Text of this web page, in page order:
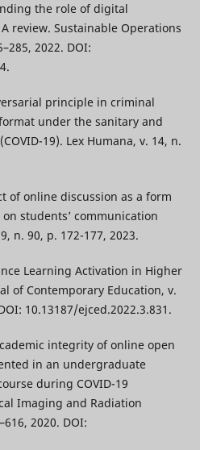
the role of digital
review. Sustainable Operations
2022. DOI:
principle in criminal
under the sanitary and
19). Lex Humana, v. 14, n.
of online discussion as a form
students’ communication
n. 90, p. 172-177, 2023.
Learning Activation in Higher
of Contemporary Education, v.
10.13187/ejced.2022.3.831.
integrity of online open
in an undergraduate
during COVID-19
Imaging and Radiation
2020. DOI: